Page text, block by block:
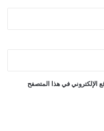
الإلكتروني في هذا المتصفح